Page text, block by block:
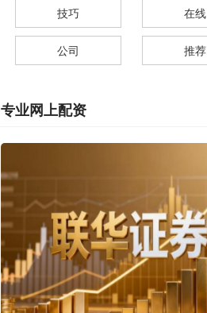
技巧 在线
公司 推荐
专业网上配资